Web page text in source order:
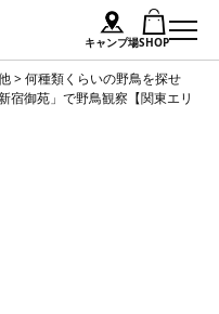
キャンプ場SHOP
>何種類くらいの野鳥を探せ
御苑」で野鳥観察【関東エリ